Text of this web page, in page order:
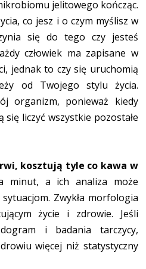
jelitowego kończąc.
co jesz i o czym myślisz w
się do tego czy jesteś
człowiek ma zapisane w
jednak to czy się uruchomią
od Twojego stylu życia.
organizm, ponieważ kiedy
liczyć wszystkie pozostałe
kosztują tyle co kawa w
minut, a ich analiza może
Zwykła morfologia
życie i zdrowie. Jeśli
i badania tarczycy,
więcej niż statystyczny